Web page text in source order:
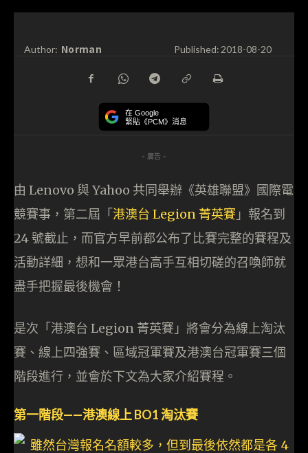
Author: Norman Published:2018-08-20
在 Google
緊貼《PCM》消息
- 廣告 -
由 Lenovo 與 Yahoo 共同舉辦《英雄聯盟》國際電
競賽事，第二屆「港澳台 Legion 菁英賽 」報名到
24 號截止，而官方早前都公布了比賽完整的賽程及
活動詳細，想和一眾港台高手互相切磋的召喚師就
盡手把握最後機會！
是次「港澳台 Legion 菁英賽」將會分為線上淘汰
賽、線上四強賽、區域冠軍賽及港澳台冠軍賽三個
階段進行，並會於下文為大家介紹賽程。
第一階段——港澳線上 BO1 淘汰賽